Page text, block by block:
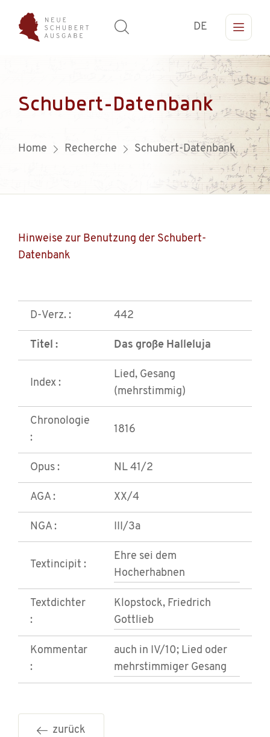
DE
Schubert-Datenbank
Home Recherche Schubert-Datenbank
Hinweise zur Benutzung der Schubert-
Datenbank
D-Verz. : 442
Titel : Das große Halleluja
Index :
Lied, Gesang
(mehrstimmig)
Chronologie
:
1816
Opus : NL 41/2
AGA : XX/4
NGA : III/3a
Textincipit :
Ehre sei dem
Hocherhabnen
Textdichter
:
Klopstock, Friedrich
Gottlieb
Kommentar
:
auch in IV/10; Lied oder
mehrstimmiger Gesang
zurück